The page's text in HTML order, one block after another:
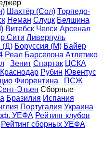
Шахтёр (Сол) Торпедо-
Неман Слуцк Белшина
Витебск Челси Арсенал
Сити Ливерпуль
(Д) Боруссия (М) Байер
Реал Барселона Атлетико
Зенит Спартак ЦСКА
Краснодар Рубин Ювентус
Фиорентина
ПСЖ
Этьен Сборные
Бразилия Испания
Португалия Украина
УЕФА Рейтинг клубов
Рейтинг сборных УЕФА